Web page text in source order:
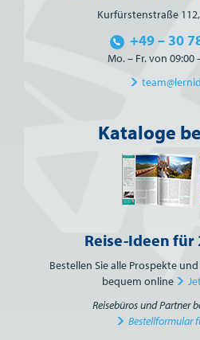
Kurfürstenstraße
+49 – 30
Mo. – Fr. von 09:00
Kataloge
Reise-Ideen für
Bestellen Sie alle Prospekte
bequem online
Reisebüros und Partner
Bestellformular